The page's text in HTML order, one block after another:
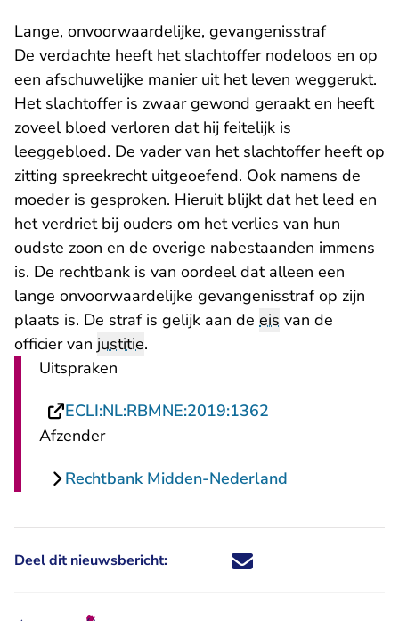
Lange, onvoorwaardelijke, gevangenisstraf
De verdachte heeft het slachtoffer nodeloos en op
een afschuwelijke manier uit het leven weggerukt.
Het slachtoffer is zwaar gewond geraakt en heeft
zoveel bloed verloren dat hij feitelijk is
leeggebloed. De vader van het slachtoffer heeft op
zitting spreekrecht uitgeoefend. Ook namens de
moeder is gesproken. Hieruit blijkt dat het leed en
het verdriet bij ouders om het verlies van hun
oudste zoon en de overige nabestaanden immens
is. De rechtbank is van oordeel dat alleen een
lange onvoorwaardelijke gevangenisstraf op zijn
plaats is. De straf is gelijk aan de eis van de
officier van justitie.
Uitspraken
ECLI:NL:RBMNE:2019:1362
Afzender
Rechtbank Midden-Nederland
Deel dit nieuwsbericht: Deel dit nieuwsbericht via X -
Deel dit nieuwsbericht via
Deel dit nieuwsbericht
Deel dit